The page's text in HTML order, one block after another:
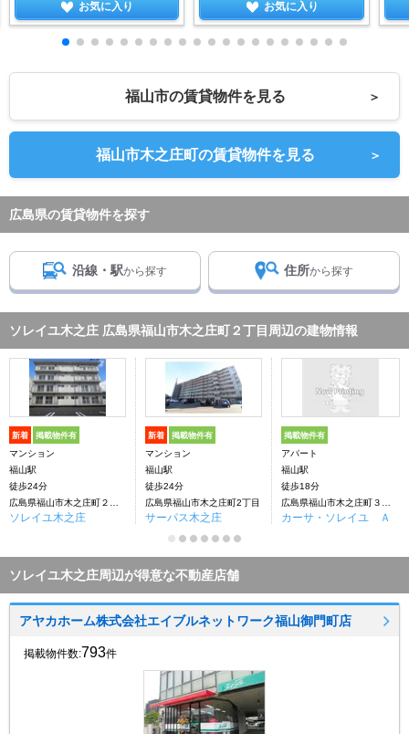
お気に入り お気に入り
福山市の賃貸物件を見る ＞
福山市木之庄町の賃貸物件を見る ＞
広島県の賃貸物件を探す
沿線・駅から探す 住所から探す
ソレイユ木之庄 広島県福山市木之庄町２丁目周辺の建物情報
新着 掲載物件有
マンション
福山駅
徒歩24分
ソレイユ木之庄
新着 掲載物件有
マンション
福山駅
徒歩24分
広島県福山市木之庄町2丁目
サーパス木之庄
掲載物件有
アパート
福山駅
徒歩18分
カーサ・ソレイユ Ａ
ソレイユ木之庄周辺が得意な不動産店舗
アヤカホーム株式会社エイブルネットワーク福山御門町店
掲載物件数:793件